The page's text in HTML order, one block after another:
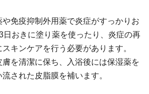
免疫抑制外用薬で炎症がすっかりお
日おきに塗り薬を使ったり、炎症の再
キンケアを行う必要があります。
膚を清潔に保ち、入浴後には保湿薬を
された皮脂膜を補います。